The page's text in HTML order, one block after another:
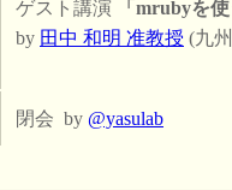
ゲスト講演
「mrubyを
by 田中 和明 准教授 (九
閉会 by @yasulab